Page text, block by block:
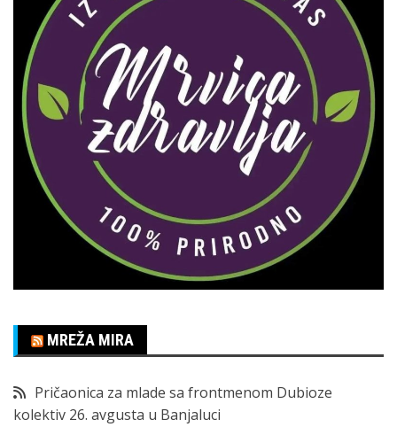
MREŽA MIRA
Pričaonica za mlade sa frontmenom Dubioze
kolektiv 26. avgusta u Banjaluci